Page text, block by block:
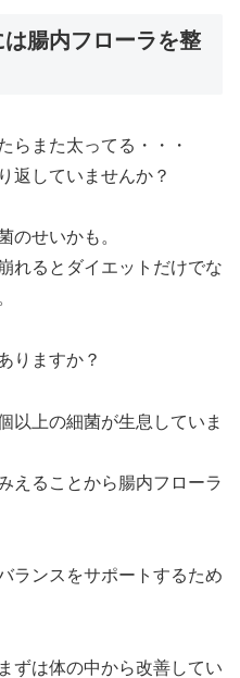
腸内フローラを整
らまた太ってる・・・
返していませんか？
のせいかも。
れるとダイエットだけでな
りますか？
以上の細菌が生息していま
えることから腸内フローラ
ランスをサポートするため
ずは体の中から改善してい